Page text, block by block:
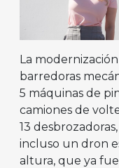
La
barredoras
5 máquinas de
camiones de
13
incluso un dron
altura, que ya